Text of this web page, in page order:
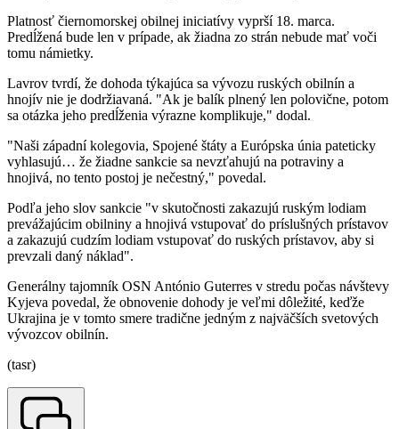
Platnosť čiernomorskej obilnej iniciatívy vyprší 18. marca.
Predĺžená bude len v prípade, ak žiadna zo strán nebude mať voči
tomu námietky.
Lavrov tvrdí, že dohoda týkajúca sa vývozu ruských obilnín a
hnojív nie je dodržiavaná. "Ak je balík plnený len polovične, potom
sa otázka jeho predĺženia výrazne komplikuje," dodal.
"Naši západní kolegovia, Spojené štáty a Európska únia pateticky
vyhlasujú… že žiadne sankcie sa nevzťahujú na potraviny a
hnojivá, no tento postoj je nečestný," povedal.
Podľa jeho slov sankcie "v skutočnosti zakazujú ruským lodiam
prevážajúcim obilniny a hnojivá vstupovať do príslušných prístavov
a zakazujú cudzím lodiam vstupovať do ruských prístavov, aby si
prevzali daný náklad".
Generálny tajomník OSN António Guterres v stredu počas návštevy
Kyjeva povedal, že obnovenie dohody je veľmi dôležité, keďže
Ukrajina je v tomto smere tradične jedným z najväčších svetových
vývozcov obilnín.
(tasr)